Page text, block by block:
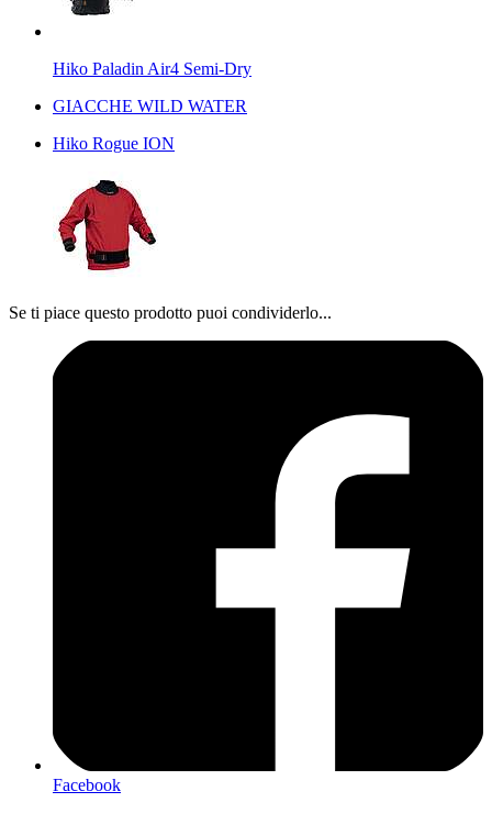
Hiko Paladin Air4 Semi-Dry
GIACCHE WILD WATER
Hiko Rogue ION
Se ti piace questo prodotto puoi condividerlo...
Facebook